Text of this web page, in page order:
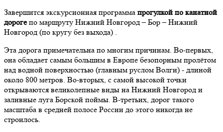
Завершится экскурсионная программа прогулкой по канатной
дорогепо маршруту Нижний Новгород – Бор – Нижний
Новгород (по кругу без выхода) .
Эта дорога примечательна по многим причинам. Во-первых,
она обладает самым большим в Европе безопорным пролётом
над водной поверхностью (главным руслом Волги) - длиной
около 800 метров. Во-вторых, с самой высокой точки
открываются великолепные виды на Нижний Новгород и
заливные луга Борской поймы. В-третьих, дорог такого
масштаба в средней полосе России до этого никогда не
строилось.